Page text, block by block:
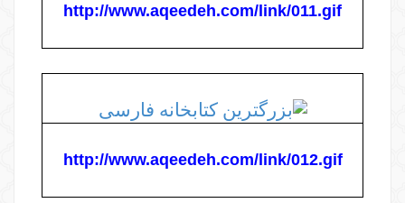
http://www.aqeedeh.com/link/011.gif
http://www.aqeedeh.com/link/012.gif